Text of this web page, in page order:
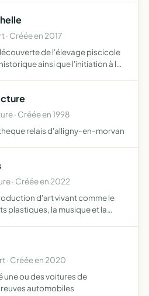
· Créée en 2017
de l'élevage piscicole
ainsi que l'initiation à la
· Créée en 1998
relais d'alligny-en-morvan
· Créée en 2022
d'art vivant comme le
plastiques, la musique et la
· Créée en 2020
une ou des voitures de
automobiles